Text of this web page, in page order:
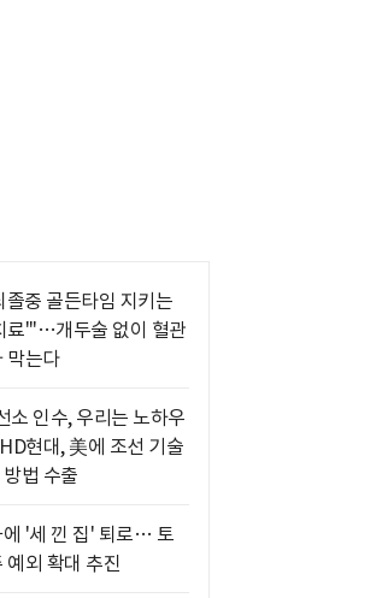
중 골든타임 지키는
료'"…개두술 없이 혈관
막는다
소 인수, 우리는 노하우
현대, 美에 조선 기술
방법 수출
에 '세 낀 집' 퇴로… 토
예외 확대 추진